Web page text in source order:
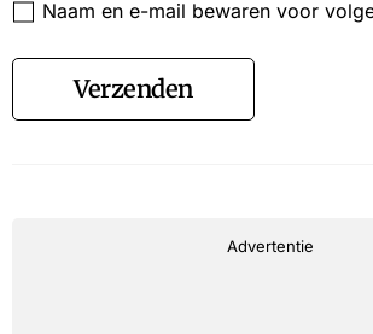
Naam en e-mail bewaren voor
Verzenden
Advertentie